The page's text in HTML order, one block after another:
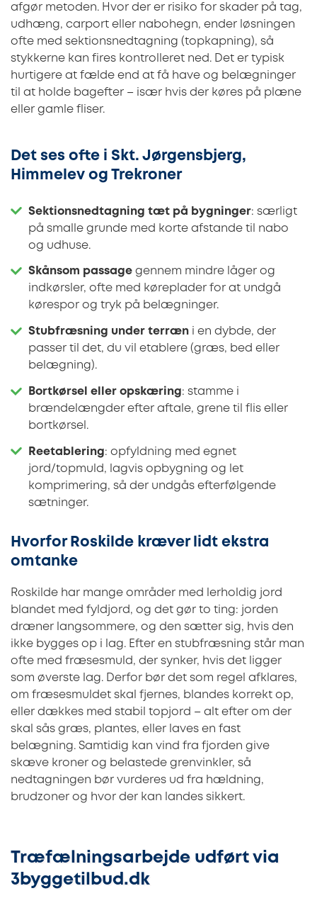
afgør metoden. Hvor der er risiko for skader på tag,
udhæng, carport eller nabohegn, ender løsningen
ofte med sektionsnedtagning (topkapning), så
stykkerne kan fires kontrolleret ned. Det er typisk
hurtigere at fælde end at få have og belægninger
til at holde bagefter – især hvis der køres på plæne
eller gamle fliser.
Det ses ofte i Skt. Jørgensbjerg,
Himmelev og Trekroner
Sektionsnedtagning tæt på bygninger: særligt
på smalle grunde med korte afstande til nabo
og udhuse.
Skånsom passage gennem mindre låger og
indkørsler, ofte med køreplader for at undgå
kørespor og tryk på belægninger.
Stubfræsning under terræn i en dybde, der
passer til det, du vil etablere (græs, bed eller
belægning).
Bortkørsel eller opskæring: stamme i
brændelængder efter aftale, grene til flis eller
bortkørsel.
Reetablering: opfyldning med egnet
jord/topmuld, lagvis opbygning og let
komprimering, så der undgås efterfølgende
sætninger.
Hvorfor Roskilde kræver lidt ekstra
omtanke
Roskilde har mange områder med lerholdig jord
blandet med fyldjord, og det gør to ting: jorden
dræner langsommere, og den sætter sig, hvis den
ikke bygges op i lag. Efter en stubfræsning står man
ofte med fræsesmuld, der synker, hvis det ligger
som øverste lag. Derfor bør det som regel afklares,
om fræsesmuldet skal fjernes, blandes korrekt op,
eller dækkes med stabil topjord – alt efter om der
skal sås græs, plantes, eller laves en fast
belægning. Samtidig kan vind fra fjorden give
skæve kroner og belastede grenvinkler, så
nedtagningen bør vurderes ud fra hældning,
brudzoner og hvor der kan landes sikkert.
Træfælningsarbejde udført via
3byggetilbud.dk